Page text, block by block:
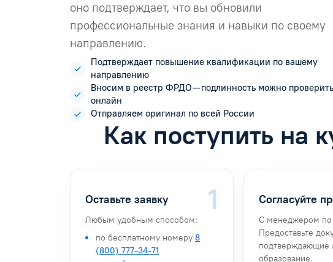
оно подтверждает, что вы обновили
профессиональные знания и навыки по своему
направлению.
Подтверждает повышение квалификации по вашему
направлению
Вносим в реестр ФРДО — подлинность можно проверить
онлайн
Отправляем оригинал по всей России
Как поступить на
Оставьте заявку
Любым удобным способом:
по бесплатному номеру 8
(800) 777-34-71
Согласуйте
С менеджером по
Предоставьте
подтверждающие
образование.